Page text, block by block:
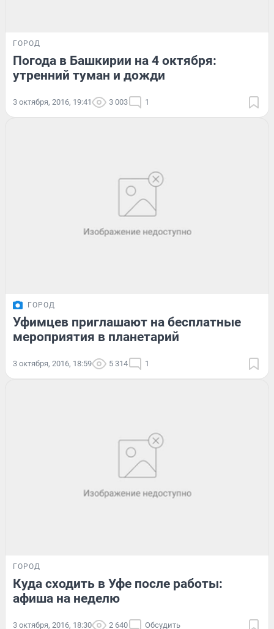
ГОРОД
Погода в Башкирии на 4 октября:
утренний туман и дожди
3 октября, 2016, 19:41 3 003 1
ГОРОД
Уфимцев приглашают на бесплатные
мероприятия в планетарий
3 октября, 2016, 18:59 5 314 1
ГОРОД
Куда сходить в Уфе после работы:
афиша на неделю
3 октября, 2016, 18:30 2 640 Обсудить